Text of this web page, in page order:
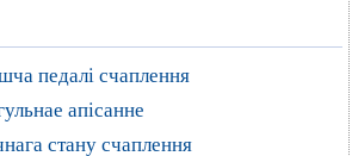
педалі счаплення
апісанне
стану счаплення